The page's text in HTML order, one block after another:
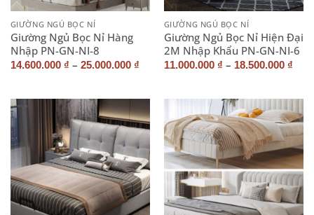
GIƯỜNG NGỦ BỌC NỈ
Giường Ngủ Bọc Nỉ Hàng
Nhập PN-GN-NI-8
14.600.000 ₫ – 25.000.000 ₫
GIƯỜNG NGỦ BỌC NỈ
Giường Ngủ Bọc Nỉ Hiện Đại
2M Nhập Khẩu PN-GN-NI-6
11.000.000 ₫ – 18.500.000 ₫